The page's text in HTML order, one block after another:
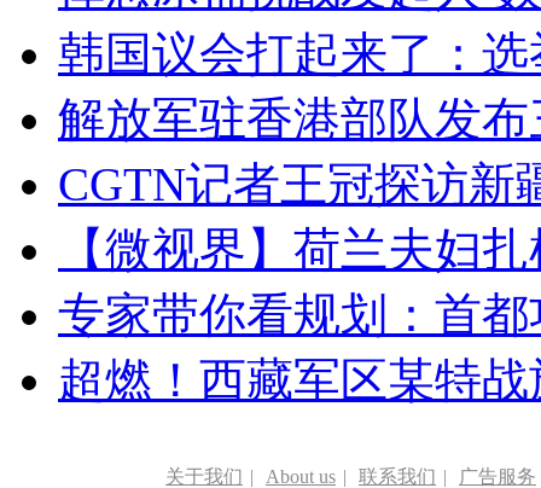
韩国议会打起来了：
解放军驻香港部队发
CGTN记者王冠探访新
【微视界】荷兰夫妇
专家带你看规划：首
超燃！西藏军区某特
关于我们 | About us | 联系我们 | 广告服务